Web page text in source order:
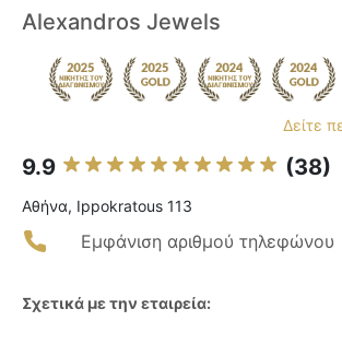
Alexandros Jewels
Δείτε
9.9 (38)
Αθήνα, Ippokratous 113
Εμφάνιση αριθμού τηλεφώνου
Σχετικά με την εταιρεία: